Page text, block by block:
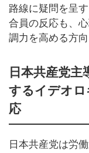
路線に疑問を呈
合員の反応も、
調力を高める方
日本共産党主
するイデオロ
応
日本共産党は労